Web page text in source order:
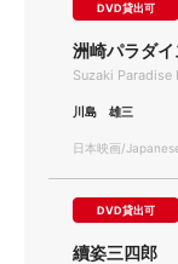
DVD貸出可
洲崎パラダ
Suzaki
川島 雄三
日本映画/
DVD貸出可
續姿三四郎